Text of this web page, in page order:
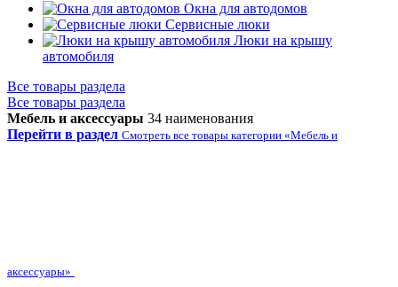
Окна для автодомов
Сервисные люки
Люки на крышу
автомобиля
Все товары раздела
Все товары раздела
Мебель и аксессуары 34 наименования
Перейти в раздел Смотреть все товары категории «Мебель и
аксессуары»